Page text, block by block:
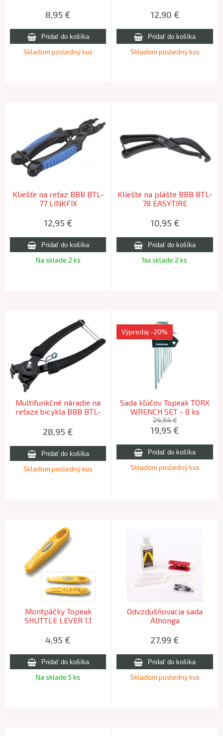
8,95 €
Skladom posledný kus
12,90 €
Skladom posledný kus
Kliešťe na reťaz BBB BTL-
77 LINKFIX
12,95 €
Na sklade 2 ks
Kliešte na plášte BBB BTL-
78 EASYTIRE
10,95 €
Na sklade 2 ks
Multifunkčné náradie na
reťaze bicykla BBB BTL-
28,95 €
Skladom posledný kus
Sada kľúčov Topeak TORX
WRENCH SET - 8 ks
Výpredaj -20%
24,94 €
19,95 €
Skladom posledný kus
Montpáčky Topeak
SHUTTLE LEVER 1.1
4,95 €
Na sklade 5 ks
Odvzdušňovacia sada
Alhonga
27,99 €
Skladom posledný kus